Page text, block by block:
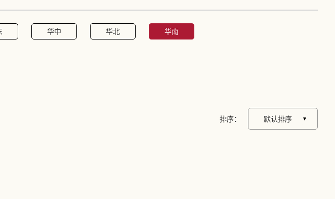
华中 华北 华南
排序： 默认排序